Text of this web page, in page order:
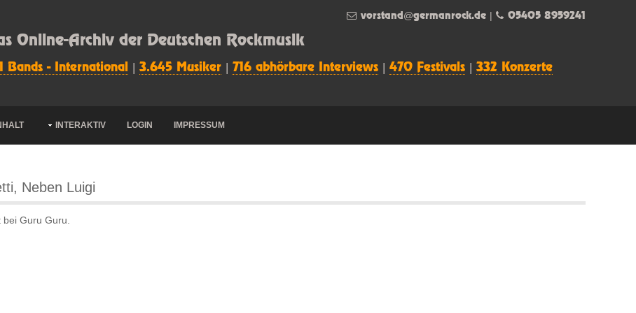
Online-Archiv der Deutschen Rockmusik
Bands - International 3.645 Musiker 716 abhörbare Interviews 470 Festivals 332 Konzerte
vorstand@germanrock.de 05405 8959241
INTERAKTIV LOGIN IMPRESSUM
Neben Luigi
Guru Guru.